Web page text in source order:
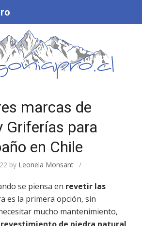
marcas de
Griferías para
en Chile
by Leonela Monsant /
se piensa en revetir las
es la primera opción, sin
mucho mantenimiento,